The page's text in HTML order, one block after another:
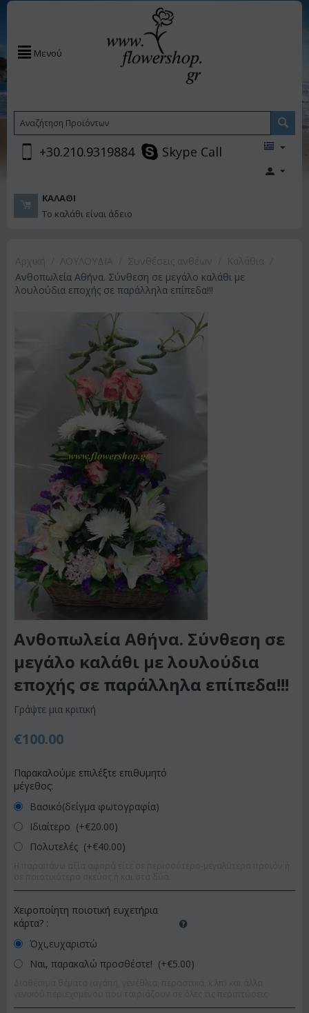
Μενού
+30.210.9319884 Skype Call
ΚΑΛΆΘΙ
Το καλάθι είναι άδειο
Ανθοπωλεία Αθήνα. Σύνθεση σε μεγάλο καλάθι με
λουλούδια εποχής σε παράλληλα επίπεδα!!!
Ανθοπωλεία Αθήνα. Σύνθεση σε
μεγάλο καλάθι με λουλούδια
εποχής σε παράλληλα επίπεδα!!!
Γράψτε μια κριτική
€100.00
Παρακαλούμε επιλέξτε επιθυμητό
μέγεθος:
Βασικό(δείγμα φωτογραφία)
Ιδιαίτερο (+€20.00)
Πολυτελές (+€40.00)
Χειροποίητη ποιοτική ευχετήρια
κάρτα? :
Όχι,ευχαριστώ
Ναι, παρακαλώ προσθέστε! (+€5.00)